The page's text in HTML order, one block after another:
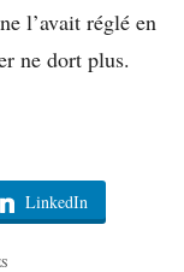
l’avait réglé en
ne dort plus.
LinkedIn